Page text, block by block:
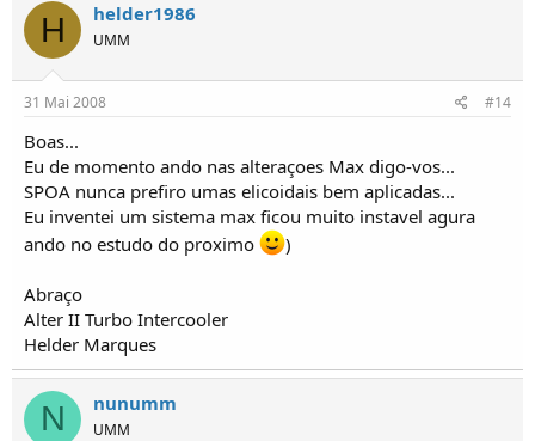
H helder1986
UMM
31 Mai 2008 #14
Boas...
Eu de momento ando nas alteraçoes Max digo-vos...
SPOA nunca prefiro umas elicoidais bem aplicadas...
Eu inventei um sistema max ficou muito instavel agura
ando no estudo do proximo
)
Abraço
Alter II Turbo Intercooler
Helder Marques
N nunumm
UMM